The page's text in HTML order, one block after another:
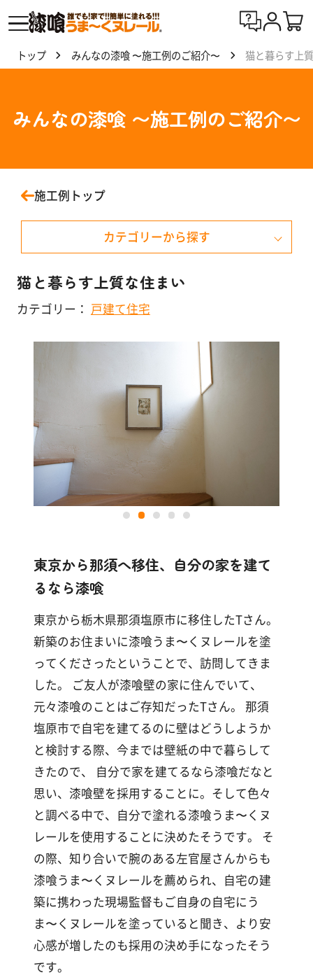
ま〜
くヌ
は
製
一
Q&A
購
入
す
る
トップ みんなの漆喰 〜施工例のご紹介〜 猫と暮らす上
みんなの漆喰 〜施工例のご紹介〜
施工例トップ
カテゴリーから探す
戸建て住宅
マンション
店舗・施設
その他
猫と暮らす上質な住まい
カテゴリー： 戸建て住宅
東京から那須へ移住、自分の家を建て
るなら漆喰
東京から栃木県那須塩原市に移住したTさん。
新築のお住まいに漆喰うま〜くヌレールを塗
ってくださったということで、訪問してきま
した。 ご友人が漆喰壁の家に住んでいて、
元々漆喰のことはご存知だったTさん。 那須
塩原市で自宅を建てるのに壁はどうしようか
と検討する際、今までは壁紙の中で暮らして
きたので、 自分で家を建てるなら漆喰だなと
思い、漆喰壁を採用することに。そして色々
と調べる中で、自分で塗れる漆喰うま〜くヌ
レールを使用することに決めたそうです。 そ
の際、知り合いで腕のある左官屋さんからも
漆喰うま〜くヌレールを薦められ、自宅の建
築に携わった現場監督もご自身の自宅にう
ま〜くヌレールを塗っていると聞き、より安
心感が増したのも採用の決め手になったそう
です。